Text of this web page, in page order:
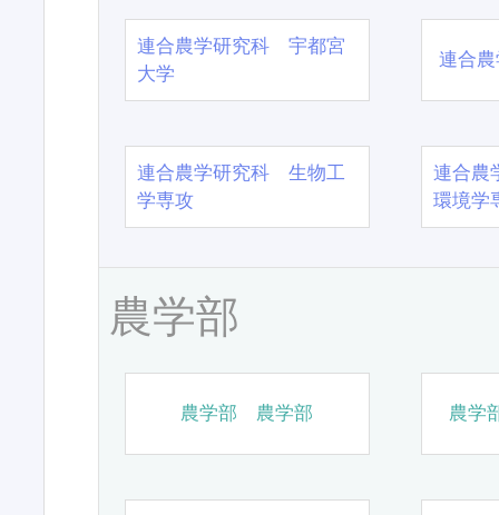
連合農学研究科 宇都宮
大学
連合
連合農学研究科 生物工
学専攻
連合農
環境学
農学部
農学部 農学部 農学